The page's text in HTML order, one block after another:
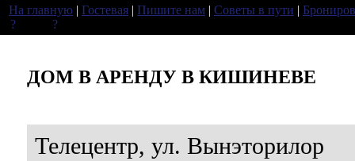
На главную | Гостевая | Пишите нам | Советы в пути |
ДОМ В АРЕНДУ В КИШИНЕВЕ
Телецентр, ул. Вынэторилор